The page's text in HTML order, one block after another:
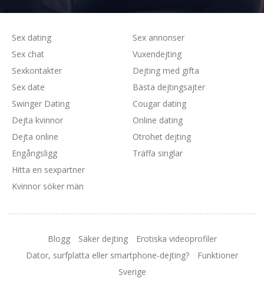
Sex dating
Sex chat
Sexkontakter
Sex date
Swinger Dating
Sex annonser
Vuxendejting
Dejting med gifta
Bästa dejtingsajter
Cougar dating
Dejta kvinnor
Dejta online
Engångsligg
Hitta en sexpartner
Kvinnor söker män
Online dating
Otrohet dejting
Träffa singlar
Blogg Säker dejting
Erotiska videoprofiler
Dator, surfplatta eller smartphone-dejting?
Funktioner
Sverige